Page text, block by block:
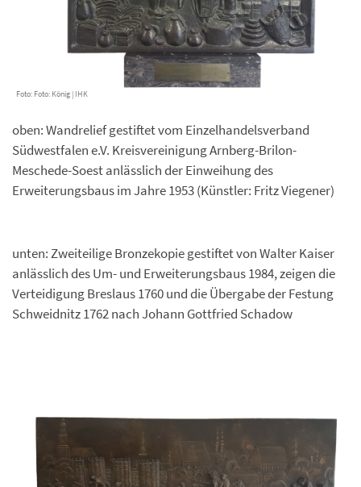
Foto: Foto: König | IHK
oben: Wandrelief gestiftet vom Einzelhandelsverband
Südwestfalen e.V. Kreisvereinigung Arnberg-Brilon-
Meschede-Soest anlässlich der Einweihung des
Erweiterungsbaus im Jahre 1953 (Künstler: Fritz Viegener)
unten: Zweiteilige Bronzekopie gestiftet von Walter Kaiser
anlässlich des Um- und Erweiterungsbaus 1984, zeigen die
Verteidigung Breslaus 1760 und die Übergabe der Festung
Schweidnitz 1762 nach Johann Gottfried Schadow